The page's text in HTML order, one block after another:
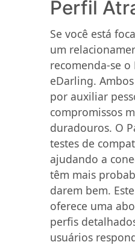
Perfil
Se você está
um
recomenda-se
eDarling.
por auxiliar
compromissos
duradouros. O
testes de
ajudando a
têm mais
darem bem.
oferece uma
perfis
usuários